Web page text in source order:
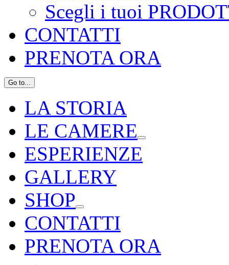
Scegli i tuoi
CONTATTI
PRENOTA ORA
Go to...
LA STORIA
LE CAMERE
ESPERIENZE
GALLERY
SHOP
CONTATTI
PRENOTA ORA